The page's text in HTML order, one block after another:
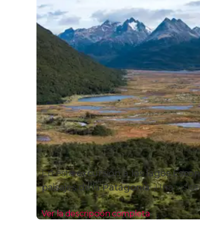
En estaexcursión a los lagos
paisajes de la Patagonia. ¡Una
Ver la descripción completa